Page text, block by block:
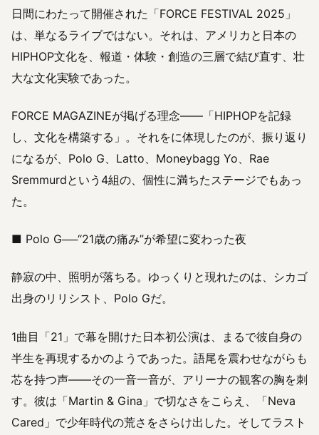
日間にわたって開催された「FORCE FESTIVAL 2025」
は、単なるライブではない。それは、アメリカと日本の
HIPHOP文化を、報道・体験・創造の三層で結び直す、壮
大な文化実験であった。
FORCE MAGAZINEが掲げる理念――「HIPHOPを記録
し、文化を構築する」。それをに体現したのが、振り返り
になるが、Polo G、Latto、Moneybagg Yo、Rae
Sremmurdという4組の、個性に満ちたステージでもあっ
た。
■ Polo G──“21歳の痛み”が希望に変わった夜
静寂の中、照明が落ちる。ゆっくりと現れたのは、シカゴ
出身のリリシスト、Polo Gだ。
1曲目「21」で幕を開けた日本初公演は、まるで彼自身の
半生を再現するかのようであった。語尾を震わせながらも
芯を持つ声――その一音一音が、アリーナの観客の胸を刺
す。彼は「Martin & Gina」で切なさをこらえ、「Neva
Cared」で少年時代の荒さをさらけ出した。そしてラスト